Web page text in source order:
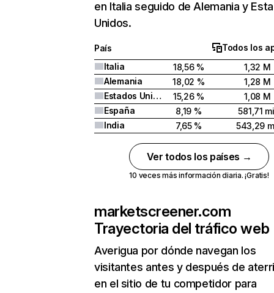
en Italia seguido de Alemania y
Unidos.
País
Todos los
Italia
18,56 %
1,32 M
Alemania
18,02 %
1,28 M
Estados Unidos
15,26 %
1,08 M
España
8,19 %
581,71
India
7,65 % 543,29
Ver todos los países →
10 veces más información diaria. ¡Gratis!
marketscreener.com
Trayectoria del tráfico web
Averigua por dónde navegan los
visitantes antes y después de
en el sitio de tu competidor para